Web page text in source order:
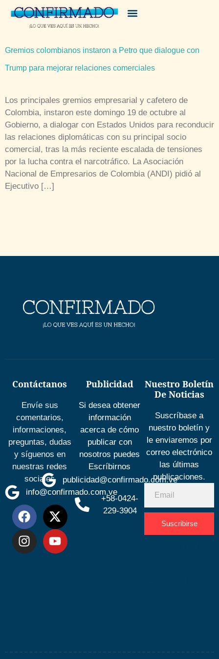
Gremios colombianos instaron a Petro que dialogue con
Trump para mejorar relaciones comerciales
Los principales gremios empresarial y cafetero de
Colombia, instaron este domingo 19 de octubre al
Gobierno, a dialogar con Estados Unidos para reconducir
las relaciones diplomáticas con su principal socio
comercial, tras la más reciente escalada de tensiones
por la lucha contra el narcotráfico. La Asociación
Nacional de Empresarios de Colombia (ANDI) pidió al
Ejecutivo […]
Contáctanos
Envíe sus
comentarios,
informaciones,
preguntas, dudas
y síguenos en
nuestras redes
sociales
info@confirmado.com.ve
Publicidad
Si desea obtener
información
acerca de cómo
publicar con
nosotros puedes
Escríbirnos
publicidad@confirmado.com.ve
+58-0424-
229-3904
Nuestro Boletín
De Noticias
Suscríbase a
nuestro boletín y
le enviaremos por
correo electrónico
las últimas
publicaciones.
Suscribirse